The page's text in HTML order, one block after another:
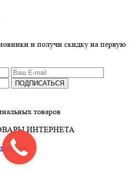
и получи скидку на первую
ПОДПИСАТЬСЯ
товаров
ИНТЕРНЕТА